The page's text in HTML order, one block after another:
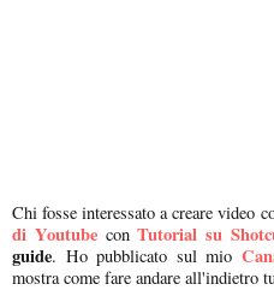
Chi fosse interessato a creare video
di YoutubeconTutorial su
guide. Ho pubblicato sul mio
mostra come fare andare all'indietro